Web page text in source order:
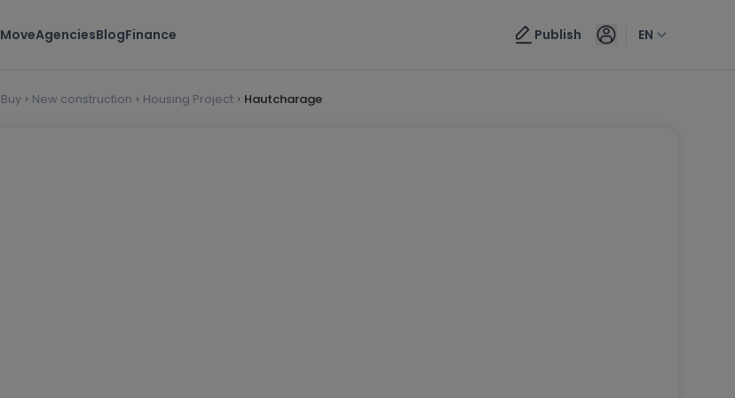
MoveAgenciesBlogFinance Publish EN
Buy New construction Housing Project Hautcharage